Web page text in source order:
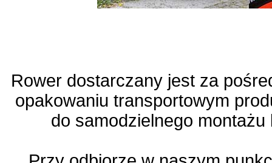
Rower dostarczany jest za
opakowaniu transportowym
do samodzielnego